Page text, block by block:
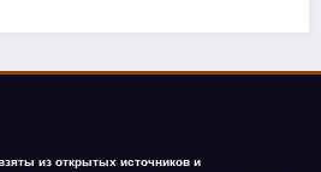
из открытых источников и